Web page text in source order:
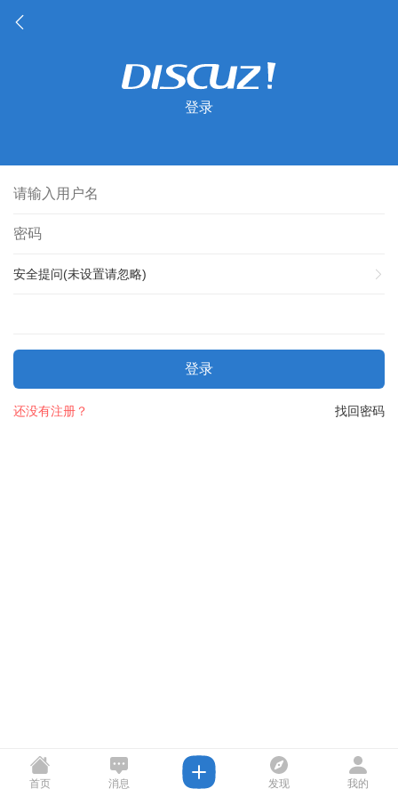
登录
安全提问(未设置请忽略)
登录
找回密码
还没有注册？
首页 消息 发现 我的